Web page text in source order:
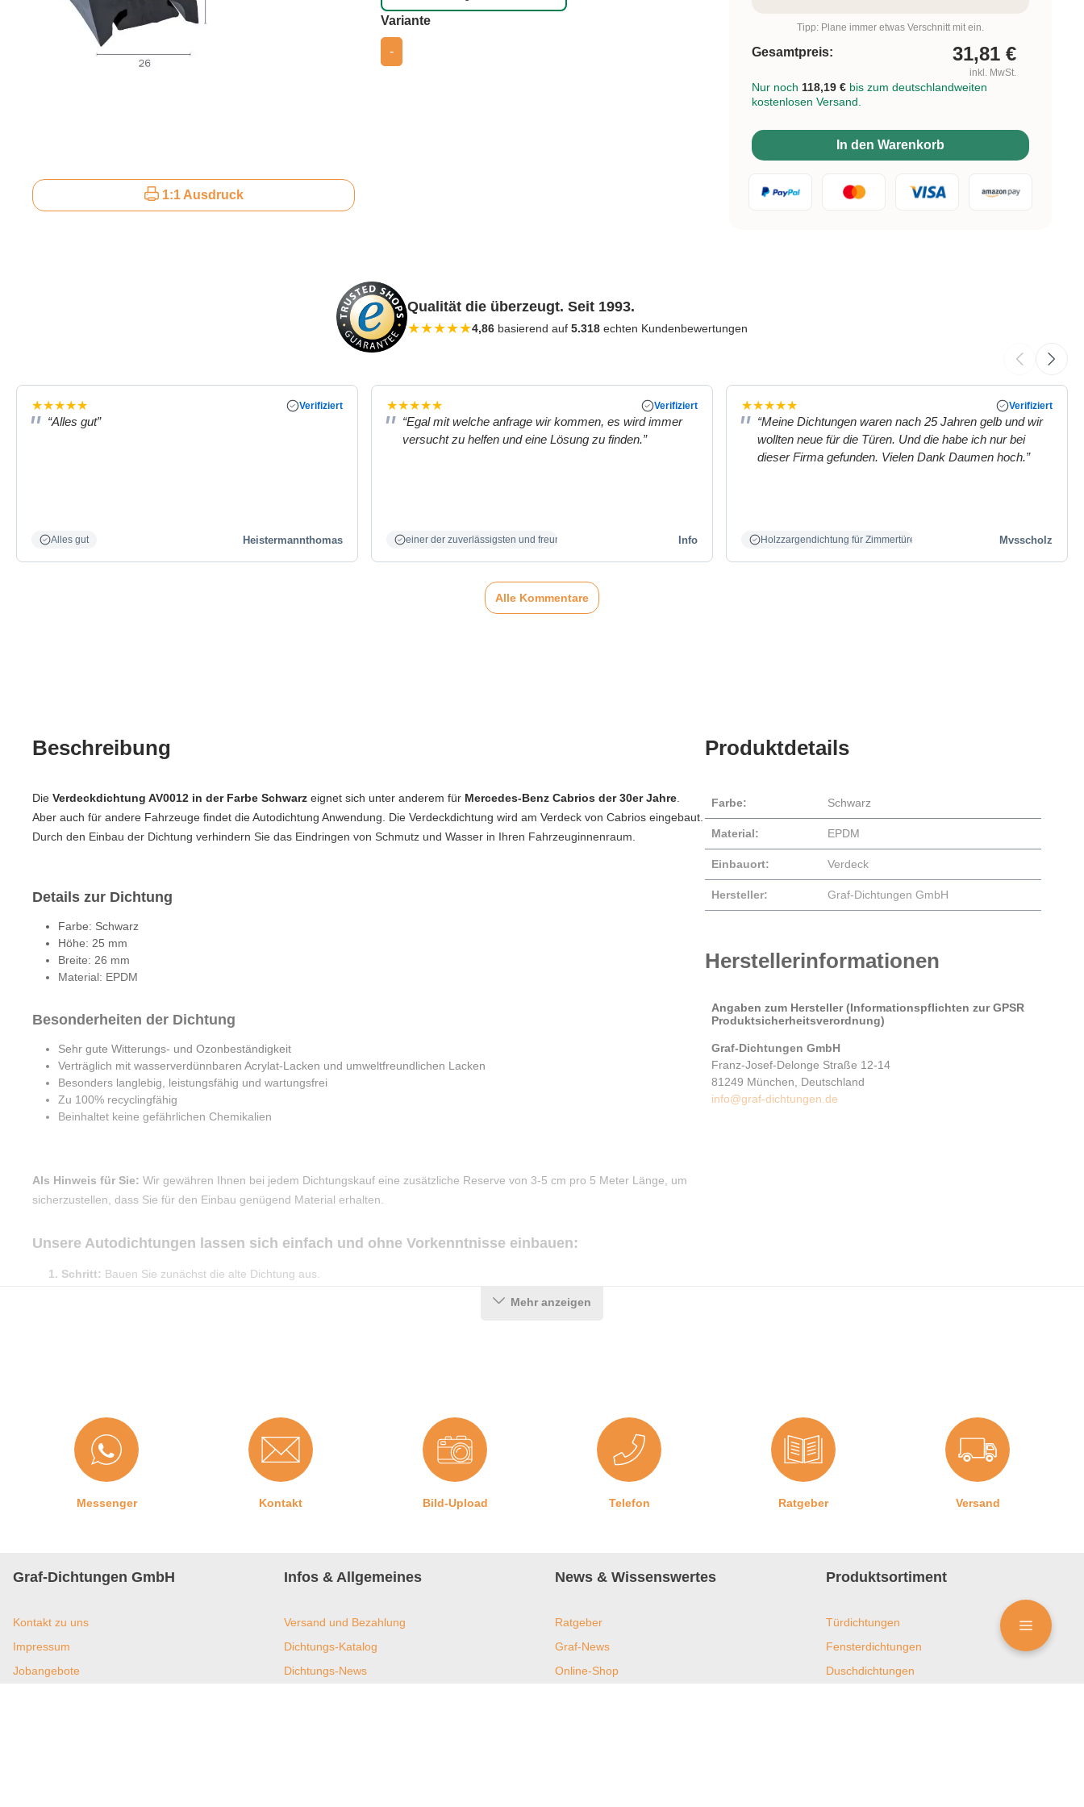
1:1 Ausdruck
Varianteauswählen
-
Tipp: Plane immer etwas Verschnitt mit ein.
Gesamtpreis: 31,81 €
inkl. MwSt.
Nur noch 118,19 € bis zum deutschlandweiten
kostenlosen Versand.
In den Warenkorb
Qualität die überzeugt. Seit 1993.
★★★★★4,86 basierend auf 5.318 echten Kundenbewertungen
★★★★★ Verifiziert
“Alles gut”
Alles gut Heistermannthomas
★★★★★ Verifiziert
“Egal mit welche anfrage wir kommen, es wird immer
versucht zu helfen und eine Lösung zu finden.”
einer der zuverlässigsten und freundlichsten Partner Info
★★★★★ Verifiziert
“Meine Dichtungen waren nach 25 Jahren gelb und wir
wollten neue für die Türen. Und die habe ich nur bei
dieser Firma gefunden. Vielen Dank Daumen hoch.”
Holzzargendichtung für Zimmertüren weiß. Mvsscholz
Alle Kommentare
Beschreibung
Die Verdeckdichtung AV0012 in der Farbe Schwarz eignet sich unter anderem für Mercedes-Benz Cabrios der 30er Jahre
Aber auch für andere Fahrzeuge findet die Autodichtung Anwendung. Die Verdeckdichtung wird am Verdeck von Cabrios eingebaut.
Durch den Einbau der Dichtung verhindern Sie das Eindringen von Schmutz und Wasser in Ihren Fahrzeuginnenraum.
Details zur Dichtung
Farbe: Schwarz
Höhe: 25 mm
Breite: 26 mm
Material: EPDM
Besonderheiten der Dichtung
Sehr gute Witterungs- und Ozonbeständigkeit
Verträglich mit wasserverdünnbaren Acrylat-Lacken und umweltfreundlichen Lacken
Besonders langlebig, leistungsfähig und wartungsfrei
Zu 100% recyclingfähig
Beinhaltet keine gefährlichen Chemikalien
Als Hinweis für Sie: Wir gewähren Ihnen bei jedem Dichtungskauf eine zusätzliche Reserve von 3-5 cm pro 5 Meter Länge, um
sicherzustellen, dass Sie für den Einbau genügend Material erhalten.
Unsere Autodichtungen lassen sich einfach und ohne Vorkenntnisse einbauen:
1. Schritt: Bauen Sie zunächst die alte Dichtung aus.
Produktdetails
Farbe: Schwarz
Material: EPDM
Einbauort: Verdeck
Hersteller: Graf-Dichtungen GmbH
Herstellerinformationen
Angaben zum Hersteller (Informationspflichten zur GPSR
Produktsicherheitsverordnung)
Graf-Dichtungen GmbH
Franz-Josef-Delonge Straße 12-14
81249 München, Deutschland
info@graf-dichtungen.de
Mehr anzeigen
Messenger Kontakt Bild-Upload Telefon Ratgeber Versand
Graf-Dichtungen GmbH
Kontakt zu uns
Impressum
Jobangebote
Infos & Allgemeines
Versand und Bezahlung
Dichtungs-Katalog
Dichtungs-News
News & Wissenswertes
Ratgeber
Graf-News
Online-Shop
Produktsortiment
Türdichtungen
Fensterdichtungen
Duschdichtungen